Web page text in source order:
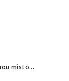
místo...